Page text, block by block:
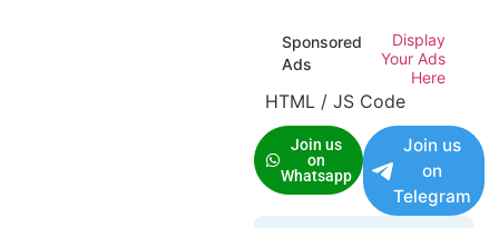
Sponsored
Ads
Display
Your Ads
Here
HTML / JS Code
Join us
on
Whatsapp
Join us
on
Telegram